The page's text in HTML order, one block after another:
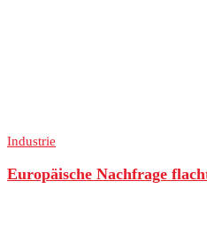
Industrie
Europäische Nachfrage